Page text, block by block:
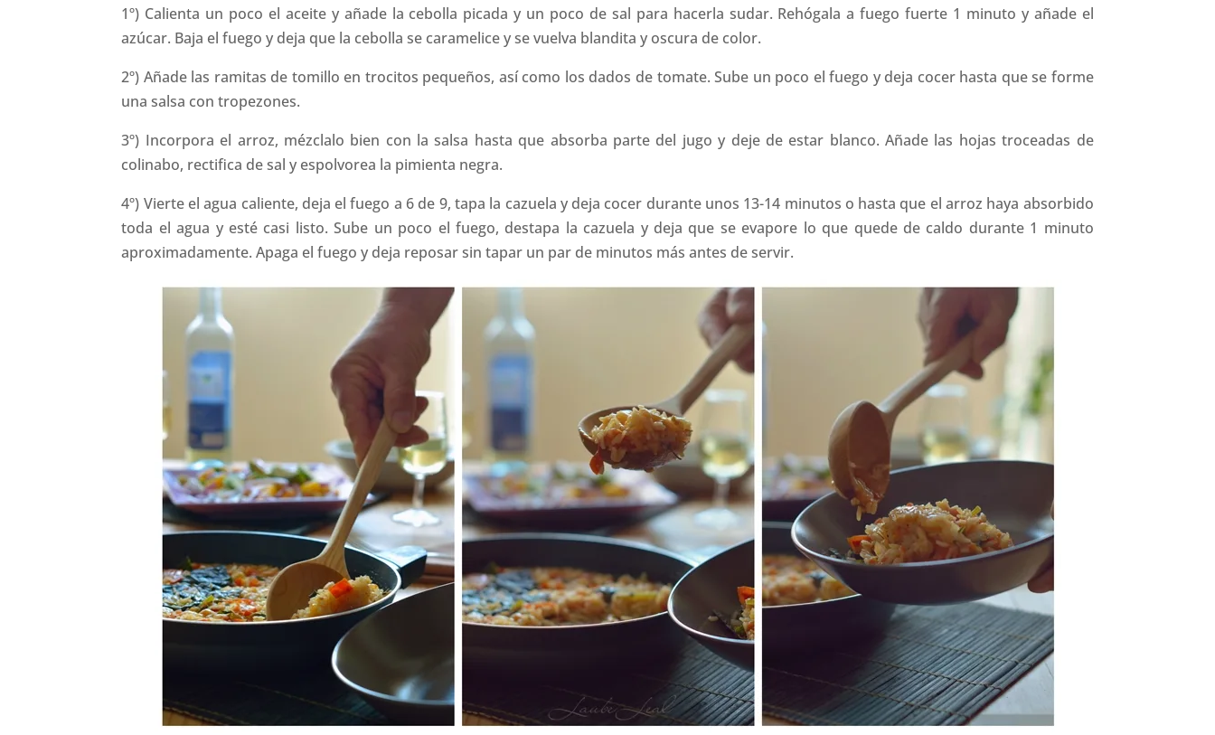
1º) Calienta un poco el aceite y añade la cebolla picada y un poco de sal para hacerla sudar. Rehógala a fuego fuerte 1 minuto y añade el
azúcar. Baja el fuego y deja que la cebolla se caramelice y se vuelva blandita y oscura de color.
2º) Añade las ramitas de tomillo en trocitos pequeños, así como los dados de tomate. Sube un poco el fuego y deja cocer hasta que se forme
una salsa con tropezones.
3º) Incorpora el arroz, mézclalo bien con la salsa hasta que absorba parte del jugo y deje de estar blanco. Añade las hojas troceadas de
colinabo, rectifica de sal y espolvorea la pimienta negra.
4º) Vierte el agua caliente, deja el fuego a 6 de 9, tapa la cazuela y deja cocer durante unos 13-14 minutos o hasta que el arroz haya absorbido
toda el agua y esté casi listo. Sube un poco el fuego, destapa la cazuela y deja que se evapore lo que quede de caldo durante 1 minuto
aproximadamente. Apaga el fuego y deja reposar sin tapar un par de minutos más antes de servir.